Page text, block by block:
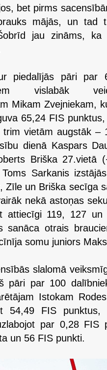
bet pirms
mājās, un tad
jau zināms, ka
piedalījās pāri par
vislabāk
Mikam Zvejniekam,
65,24 FIS
trim vietām augstāk –
dienā Kaspars
Briška 27.vietā
Sarkanis
Zīle un Briška secīga
nekā astoņas
attiecīgi 119, 127
sanāca otrais
somu juniors
slalomā
pāri par 100
Istokam
54,49 FIS
par 0,28 FIS
un 56 FIS punkti.